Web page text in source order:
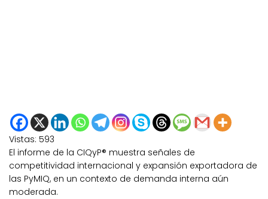
Vistas: 593
El informe de la CIQyP® muestra señales de
competitividad internacional y expansión exportadora de
las PyMIQ, en un contexto de demanda interna aún
moderada.